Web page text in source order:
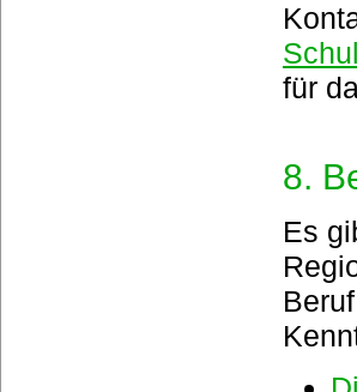
für
8.
Es